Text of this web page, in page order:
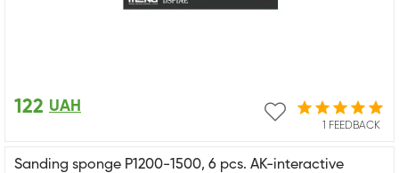
1 FEEDBACK
122 UAH
Sanding sponge P1200-1500, 6 pcs. AK-interactive